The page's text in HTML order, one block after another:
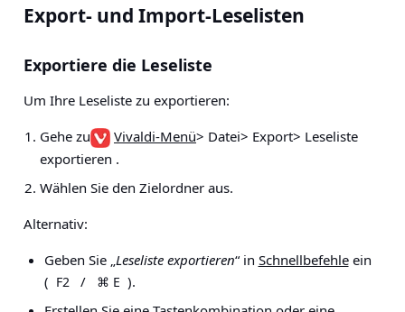
Export- und Import-Leselisten
Exportiere die Leseliste
Um Ihre Leseliste zu exportieren:
Gehe zu
Vivaldi-Menü> Datei> Export> Leseliste
exportieren .
Wählen Sie den Zielordner aus.
Alternativ:
Geben Sie „ Leseliste exportieren“ in Schnellbefehleein
( F2 / ⌘ E ).